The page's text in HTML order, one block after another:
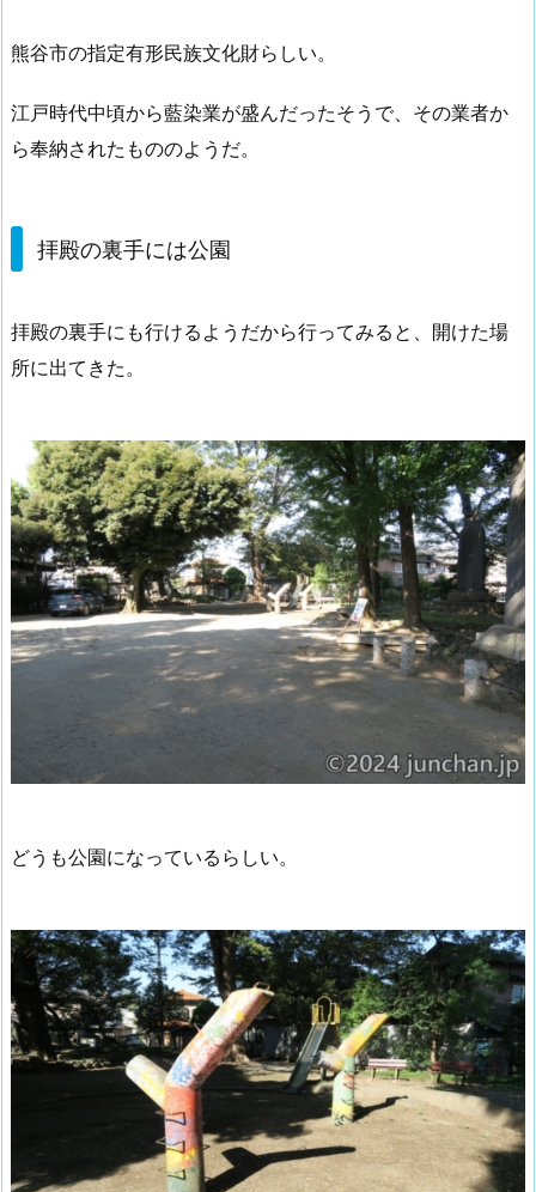
熊谷市の指定有形民族文化財らしい。
江戸時代中頃から藍染業が盛んだったそうで、その業者か
ら奉納されたもののようだ。
拝殿の裏手には公園
拝殿の裏手にも行けるようだから行ってみると、開けた場
所に出てきた。
どうも公園になっているらしい。